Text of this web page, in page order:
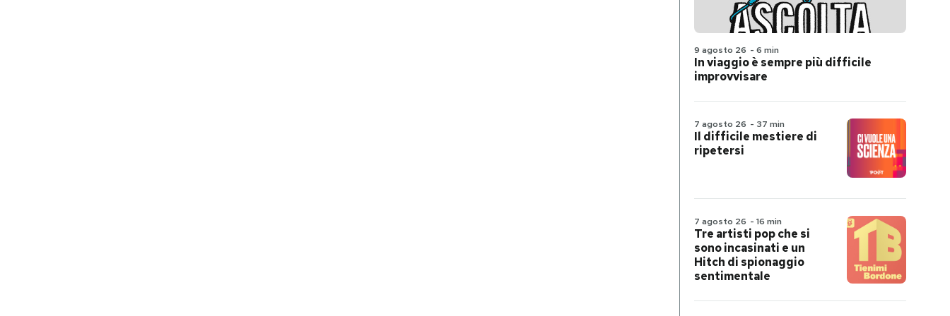
9 agosto 26 - 6 min
In viaggio è sempre più difficile
improvvisare
7 agosto 26 - 37 min
Il difficile mestiere di
ripetersi
7 agosto 26 - 16 min
Tre artisti pop che si
sono incasinati e un
Hitch di spionaggio
sentimentale